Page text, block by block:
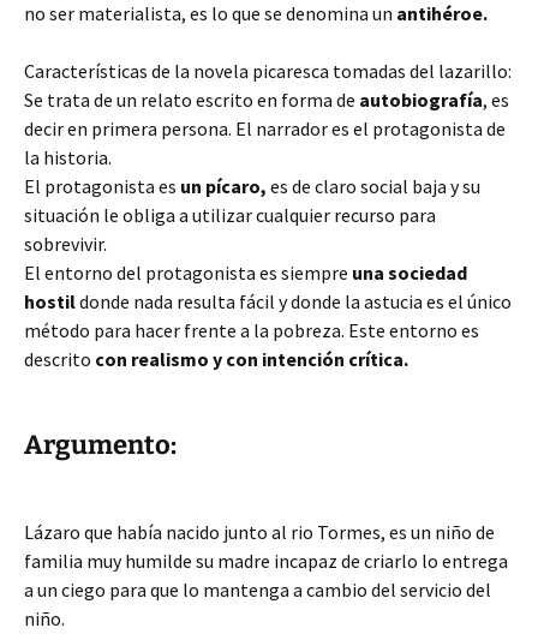
no ser materialista, es lo que se denomina un antihéroe.
Características de la novela picaresca tomadas del lazarillo:
Se trata de un relato escrito en forma de autobiografía, es
decir en primera persona. El narrador es el protagonista de
la historia.
El protagonista es un pícaro, es de claro social baja y su
situación le obliga a utilizar cualquier recurso para
sobrevivir.
El entorno del protagonista es siempre una sociedad
hostildonde nada resulta fácil y donde la astucia es el único
método para hacer frente a la pobreza. Este entorno es
descrito con realismo y con intención crítica.
Argumento:
Lázaro que había nacido junto al rio Tormes, es un niño de
familia muy humilde su madre incapaz de criarlo lo entrega
a un ciego para que lo mantenga a cambio del servicio del
niño.